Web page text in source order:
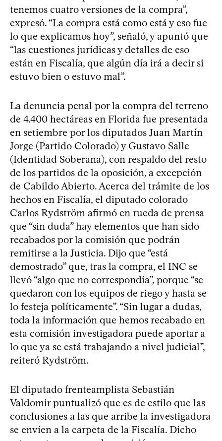
tenemos cuatro versiones de la compra”,
expresó. “La compra está como está y eso fue
lo que explicamos hoy”, señaló, y apuntó que
“las cuestiones jurídicas y detalles de eso
están en Fiscalía, que algún día irá a decir si
estuvo bien o estuvo mal”.
La denuncia penal por la compra del terreno
de 4.400 hectáreas en Florida fue presentada
en setiembre por los diputados Juan Martín
Jorge (Partido Colorado) y Gustavo Salle
(Identidad Soberana), con respaldo del resto
de los partidos de la oposición, a excepción
de Cabildo Abierto. Acerca del trámite de los
hechos en Fiscalía, el diputado colorado
Carlos Rydström afirmó en rueda de prensa
que “sin duda” hay elementos que han sido
recabados por la comisión que podrán
remitirse a la Justicia. Dijo que “está
demostrado” que, tras la compra, el INC se
llevó “algo que no correspondía”, porque “se
quedaron con los equipos de riego y hasta se
lo festeja políticamente”. “Sin lugar a dudas,
toda la información que hemos recabado en
esta comisión investigadora puede aportar a
lo que ya se está trabajando a nivel judicial”,
reiteró Rydström.
El diputado frenteamplista Sebastián
Valdomir puntualizó que es de estilo que las
conclusiones a las que arribe la investigadora
se envíen a la carpeta de la Fiscalía. Dicho